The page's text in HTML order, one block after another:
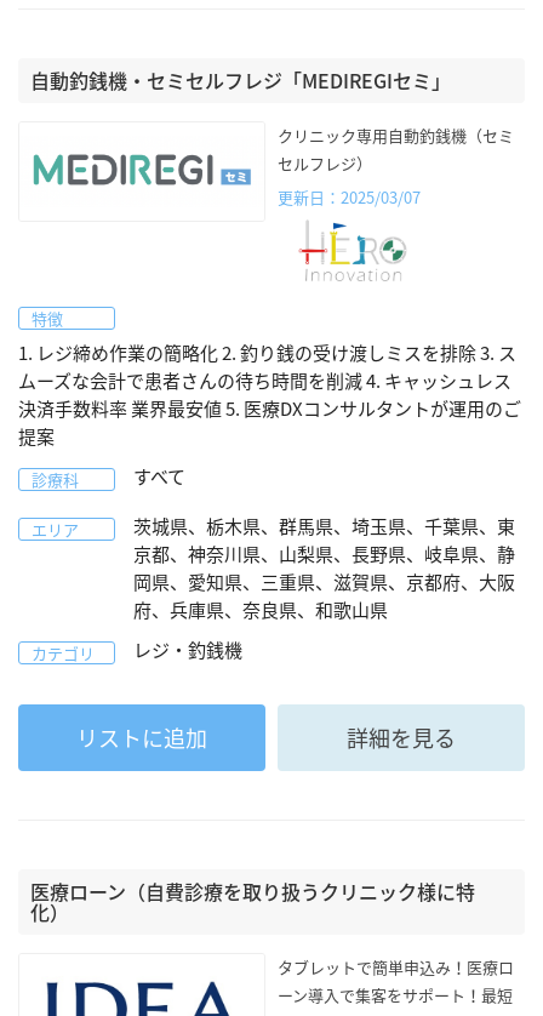
自動釣銭機・セミセルフレジ「MEDIREGIセミ」
クリニック専用自動釣銭機（セミ
セルフレジ）
更新日：2025/03/07
特徴
1. レジ締め作業の簡略化 2. 釣り銭の受け渡しミスを排除 3. ス
ムーズな会計で患者さんの待ち時間を削減 4. キャッシュレス
決済手数料率 業界最安値 5. 医療DXコンサルタントが運用のご
提案
診療科 すべて
エリア
茨城県、栃木県、群馬県、埼玉県、千葉県、東
京都、神奈川県、山梨県、長野県、岐阜県、静
岡県、愛知県、三重県、滋賀県、京都府、大阪
府、兵庫県、奈良県、和歌山県
カテゴリ レジ・釣銭機
リストに追加 詳細を見る
医療ローン（自費診療を取り扱うクリニック様に特
化）
タブレットで簡単申込み！医療ロ
ーン導入で集客をサポート！最短